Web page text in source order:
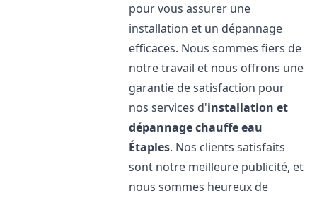
pour vous assurer une
installation et un dépannage
efficaces. Nous sommes fiers de
notre travail et nous offrons une
garantie de satisfaction pour
nos services d'installation et
dépannage chauffe eau
Étaples. Nos clients satisfaits
sont notre meilleure publicité, et
nous sommes heureux de